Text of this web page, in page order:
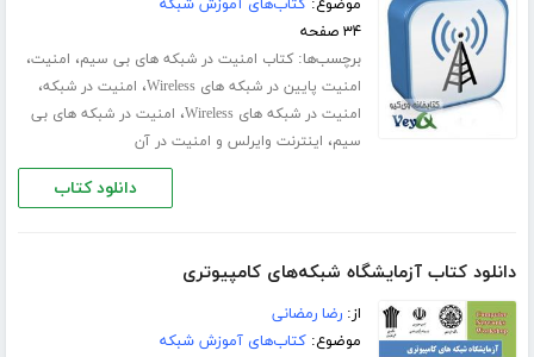
موضوع:کتاب‌های آموزش شبکه
۳۴ صفحه
برچسب‌ها:کتاب امنیت در شبکه های بی سیم، امنیت،
امنیت پایین در شبکه های Wireless ، امنیت در شبکه،
امنیت در شبکه های Wireless ، امنیت در شبکه های بی
سیم، اینترنت وایرلس و امنیت در آن
دانلود کتاب
دانلود کتاب آزمایشگاه شبکه‌های کامپیوتری
از:رضا رمضانی
موضوع:کتاب‌های آموزش شبکه